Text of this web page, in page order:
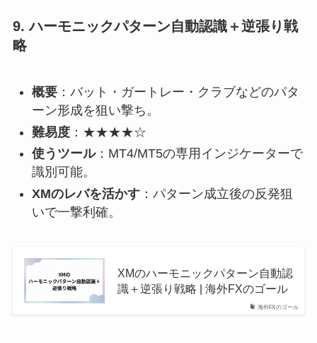
9.ハーモニックパターン自動認識＋逆張り戦
略
概要：バット・ガートレー・クラブなどのパタ
ーン形成を狙い撃ち。
難易度：★★★★☆
使うツール：MT4/MT5の専用インジケーターで
識別可能。
XMのレバを活かす：パターン成立後の反発狙
いで一撃利確。
海外FXのゴール
XMのハーモニックパターン自動認
識＋逆張り戦略 | 海外FXのゴール